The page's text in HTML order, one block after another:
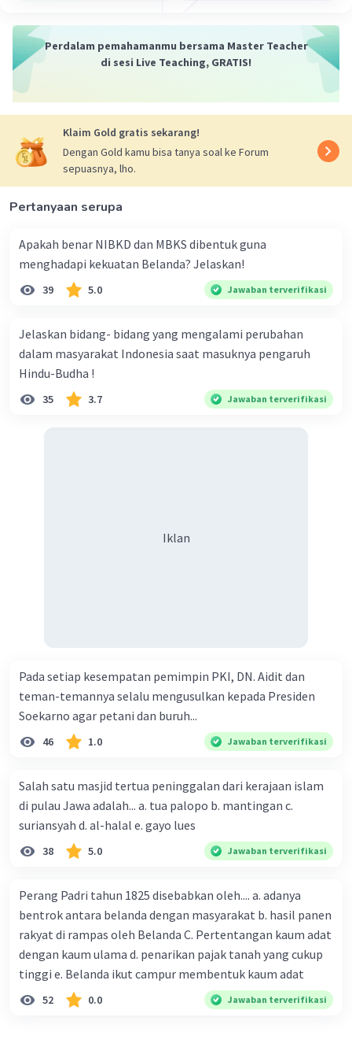
kredibilitas sumber-sumber sejarah
yang telah terkumpul. Kritik intern
sumber sejarah.
Kritik Ekstern
adalah Jenis kritik sumber
sejarah ini berkaitan dengan keaslian
bahan yang digunakan dalam sumber
sejarah, seperti prasasti, dokumen, atau
naskah.
proses verifikasi keaslian
dan otentisitas sumber
internal adalah
proses verifikasi terhadap
Beri Rating·0.0(0) Balas
Perdalam pemahamanmu bersama Master Teacher
di sesi Live Teaching, GRATIS!
Klaim Gold gratis sekarang!
Dengan Gold kamu bisa tanya soal ke Forum
sepuasnya, lho.
Pertanyaan serupa
Apakah benar NIBKD dan MBKS dibentuk guna
menghadapi kekuatan Belanda? Jelaskan!
39 5.0 Jawaban terverifikasi
Jelaskan bidang- bidang yang mengalami perubahan
dalam masyarakat Indonesia saat masuknya pengaruh
Hindu-Budha !
35 3.7 Jawaban terverifikasi
Iklan
Pada setiap kesempatan pemimpin PKI, DN. Aidit dan
teman-temannya selalu mengusulkan kepada Presiden
Soekarno agar petani dan buruh...
46 1.0 Jawaban terverifikasi
Salah satu masjid tertua peninggalan dari kerajaan islam
di pulau Jawa adalah... a. tua palopo b. mantingan c.
suriansyah d. al-halal e. gayo lues
38 5.0 Jawaban terverifikasi
Perang Padri tahun 1825 disebabkan oleh.... a. adanya
bentrok antara belanda dengan masyarakat b. hasil panen
rakyat di rampas oleh Belanda C. Pertentangan kaum adat
dengan kaum ulama d. penarikan pajak tanah yang cukup
tinggi e. Belanda ikut campur membentuk kaum adat
52 0.0 Jawaban terverifikasi